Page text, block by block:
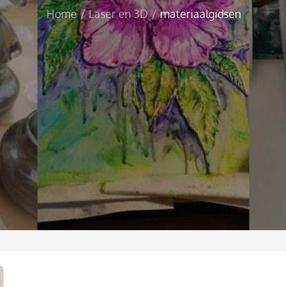
Home Laser en 3D materiaalgidsen